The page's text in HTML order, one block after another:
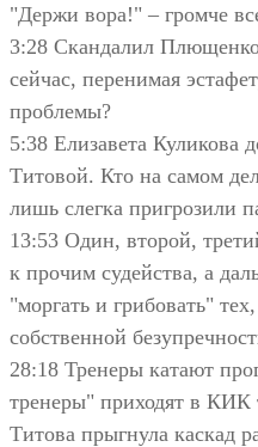
"Держи вора!" – громче
3:28 Скандалил
сейчас, перенимая
проблемы?
5:38 Елизавета
Титовой. Кто на самом
лишь слегка пригрозили
13:53 Один, второй,
к прочим судейства, а
"моргать и грибовать"
собственной
28:18 Тренеры катают
тренеры" приходят в КИК
Титова прыгнула каскад